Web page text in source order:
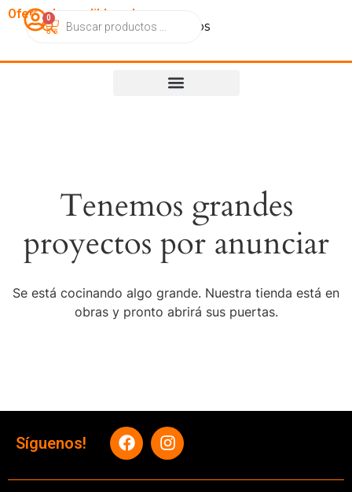
OfertasImperdibles.cl
CatálogoContactoNosotros
0
Tenemos grandes
proyectos por anunciar
Se está cocinando algo grande. Nuestra tienda está en
obras y pronto abrirá sus puertas.
Síguenos!